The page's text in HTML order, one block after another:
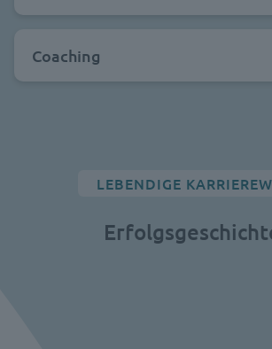
Coaching
LEBENDIGE